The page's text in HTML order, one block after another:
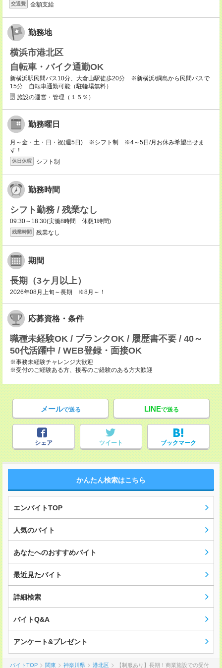
交通費 全額支給
勤務地
横浜市港北区
自転車・バイク通勤OK
新横浜駅民間バス10分、大倉山駅徒歩20分 ※新横浜/綱島から民間バスで
15分 自転車通勤可能（駐輪場無料）
施設の運営・管理（１５％）
勤務曜日
月～金・土・日・祝(週5日) ※シフト制 ※4～5日/月お休み希望出せま
す！
休日休暇 シフト制
勤務時間
シフト勤務 / 残業なし
09:30～18:30(実働8時間 休憩1時間)
残業時間 残業なし
期間
長期（3ヶ月以上）
2026年08月上旬～長期 ※8月～！
応募資格・条件
職種未経験OK / ブランクOK / 履歴書不要 / 40～
50代活躍中 / WEB登録・面接OK
※事務未経験チャレンジ大歓迎
※受付のご経験ある方、接客のご経験のある方大歓迎
メールで送る LINEで送る
シェア ツイート ブックマーク
かんたん検索はこちら
エンバイトTOP
人気のバイト
あなたへのおすすめバイト
最近見たバイト
詳細検索
バイトQ&A
アンケート&プレゼント
バイトTOP 関東 神奈川県 港北区 【制服あり】長期！商業施設での受付